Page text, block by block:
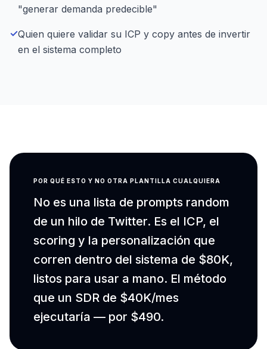
"generar demanda predecible"
✓Quien quiere validar su ICP y copy antes de invertir
en el sistema completo
POR QUÉ ESTO Y NO OTRA PLANTILLA CUALQUIERA
No es una lista de prompts random
de un hilo de Twitter. Es el ICP, el
scoring y la personalización que
corren dentro del sistema de $80K,
listos para usar a mano. El método
que un SDR de $40K/mes
ejecutaría — por $490.